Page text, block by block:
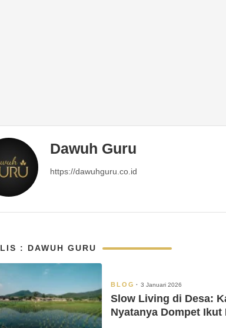
Dawuh Guru
https://dawuhguru.co.id
: DAWUH GURU
BLOG 3 Januari 2026
Slow Living di Desa:
Nyatanya Dompet Ikut